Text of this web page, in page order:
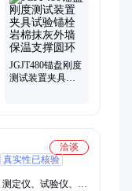
JGJT480锚盘刚度
测试装置夹具试
洽谈
真实性已核验
定仪、试验仪、电